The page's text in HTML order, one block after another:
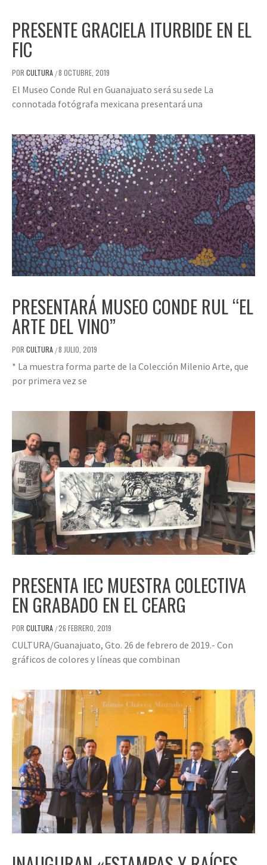
PRESENTE GRACIELA ITURBIDE EN EL
FIC
POR CULTURA /8 OCTUBRE, 2019
El Museo Conde Rul en Guanajuato será su sede La
connotada fotógrafa mexicana presentará una
PRESENTARÁ MUSEO CONDE RUL “EL
ARTE DEL VINO”
POR CULTURA /8 JULIO, 2019
* La muestra forma parte de la Colección Milenio Arte, que
por primera vez se
PRESENTA IEC MUESTRA COLECTIVA
EN GRABADO EN EL CEARG
POR CULTURA /26 FEBRERO, 2019
CULTURA/Guanajuato, Gto. 26 de febrero de 2019.- Con
gráficos de colores y líneas que combinan